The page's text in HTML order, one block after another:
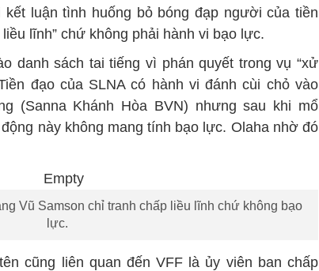
luận tình huống bỏ bóng đạp người của tiền
lĩnh” chứ không phải hành vi bạo lực.
danh sách tai tiếng vì phán quyết trong vụ “xử
đạo của SLNA có hành vi đánh cùi chỏ vào
(Sanna Khánh Hòa BVN) nhưng sau khi mổ
này không mang tính bạo lực. Olaha nhờ đó
Vũ Samson chỉ tranh chấp liều lĩnh chứ không bạo
lực.
cũng liên quan đến VFF là ủy viên ban chấp